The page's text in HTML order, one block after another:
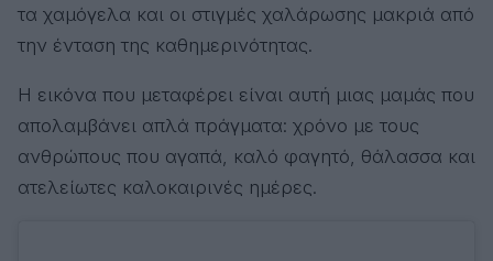
τα χαμόγελα και οι στιγμές χαλάρωσης μακριά από
την ένταση της καθημερινότητας.
Η εικόνα που μεταφέρει είναι αυτή μιας μαμάς που
απολαμβάνει απλά πράγματα: χρόνο με τους
ανθρώπους που αγαπά, καλό φαγητό, θάλασσα και
ατελείωτες καλοκαιρινές ημέρες.